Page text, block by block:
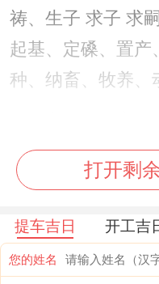
祷、生子 求子 求
起基、定磉、置产
种、纳畜、牧养、
今日所忌：搬家
宅 出火 入殓 安葬
吉时建议:选择当
日期二:公元2026
农历日期：二零二
打开剩
提车吉日 开工吉
您的姓名